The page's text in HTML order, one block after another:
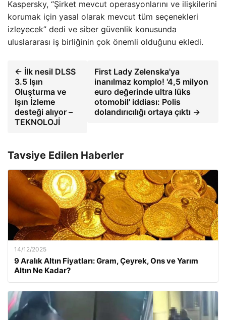
Kaspersky, “Şirket mevcut operasyonlarını ve ilişkilerini
korumak için yasal olarak mevcut tüm seçenekleri
izleyecek” dedi ve siber güvenlik konusunda
uluslararası iş birliğinin çok önemli olduğunu ekledi.
← İlk nesil DLSS
3.5 Işın
Oluşturma ve
Işın İzleme
desteği alıyor –
TEKNOLOJİ
First Lady Zelenska'ya
inanılmaz komplo! '4,5 milyon
euro değerinde ultra lüks
otomobil' iddiası: Polis
dolandırıcılığı ortaya çıktı →
Tavsiye Edilen Haberler
14/12/2025
9 Aralık Altın Fiyatları: Gram, Çeyrek, Ons ve Yarım
Altın Ne Kadar?